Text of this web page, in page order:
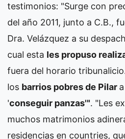
testimonios: "Surge con
del año 2011, junto a C.B.,
Dra. Velázquez a su
cual esta les propuso
fuera del horario
los barrios pobres de Pilar
'conseguir panzas'". "Les
muchos matrimonios
residencias en countries,